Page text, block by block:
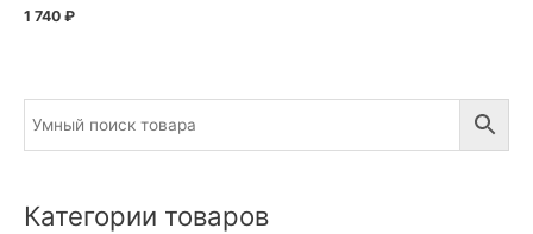
1 740 ₽
Категории товаров